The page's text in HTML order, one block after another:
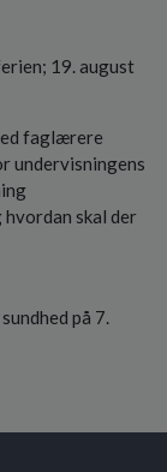
19. august
faglærere
undervisningens
skal der
på 7.